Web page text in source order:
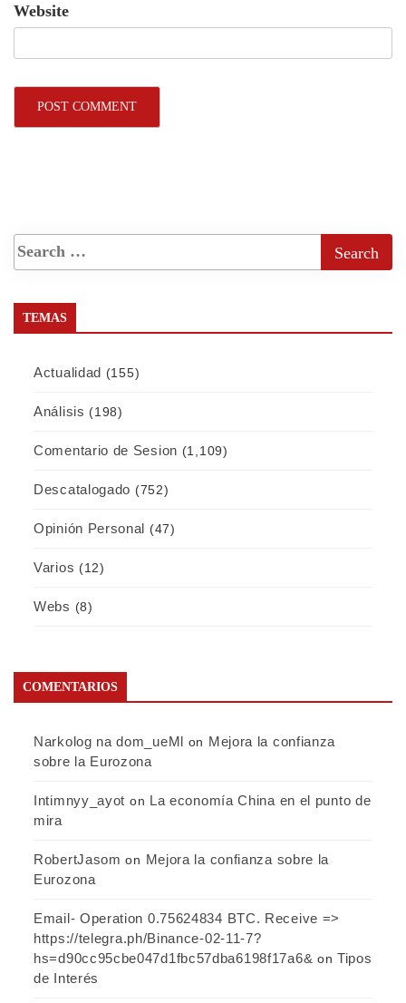
Website
TEMAS
Actualidad (155)
Análisis (198)
Comentario de Sesion (1,109)
Descatalogado (752)
Opinión Personal (47)
Varios (12)
Webs (8)
COMENTARIOS
Narkolog na dom_ueMl on Mejora la confianza
sobre la Eurozona
Intimnyy_ayot on La economía China en el punto de
mira
RobertJasom on Mejora la confianza sobre la
Eurozona
Email- Operation 0.75624834 BTC. Receive =>
https://telegra.ph/Binance-02-11-7?
hs=d90cc95cbe047d1fbc57dba6198f17a6& onTipos
de Interés